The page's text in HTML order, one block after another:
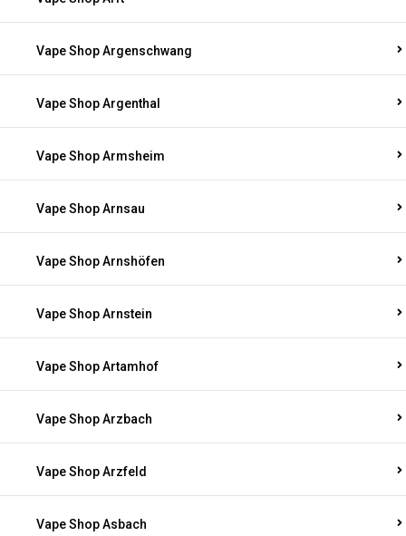
Vape Shop Argenschwang
Vape Shop Argenthal
Vape Shop Armsheim
Vape Shop Arnsau
Vape Shop Arnshöfen
Vape Shop Arnstein
Vape Shop Artamhof
Vape Shop Arzbach
Vape Shop Arzfeld
Vape Shop Asbach